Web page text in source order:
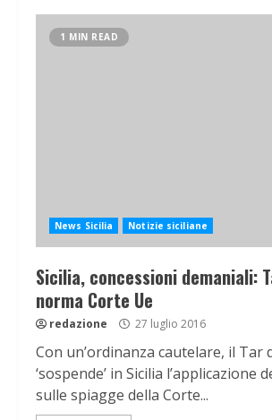
1 MIN READ
News Sicilia Notizie siciliane
Sicilia, concessioni demaniali:
norma Corte Ue
redazione 27 luglio 2016
Con un’ordinanza cautelare, il Tar
‘sospende’ in Sicilia l’applicazione
sulle spiagge della Corte...